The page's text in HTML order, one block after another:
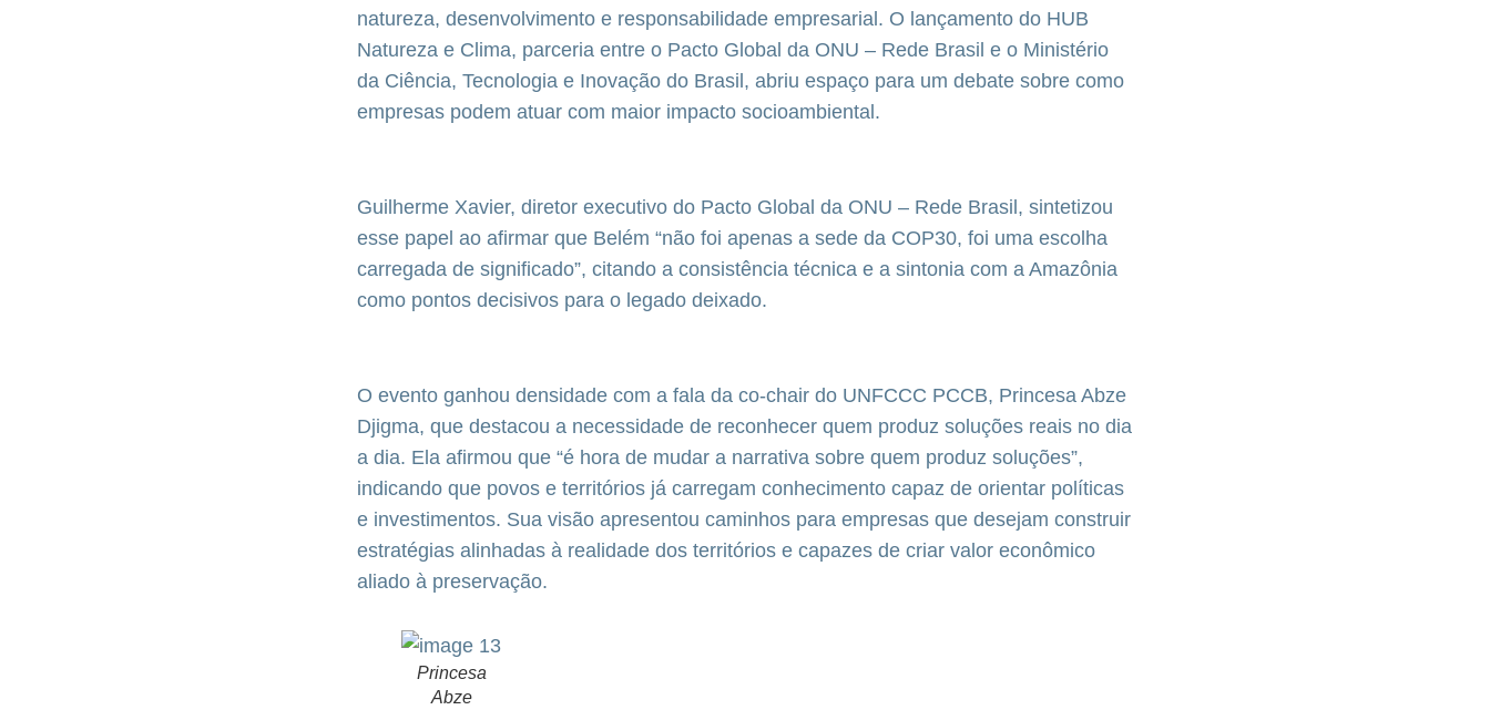
natureza, desenvolvimento e responsabilidade empresarial. O lançamento do HUB
Natureza e Clima, parceria entre o Pacto Global da ONU – Rede Brasil e o Ministério
da Ciência, Tecnologia e Inovação do Brasil, abriu espaço para um debate sobre como
empresas podem atuar com maior impacto socioambiental.
Guilherme Xavier, diretor executivo do Pacto Global da ONU – Rede Brasil, sintetizou
esse papel ao afirmar que Belém “não foi apenas a sede da COP30, foi uma escolha
carregada de significado”, citando a consistência técnica e a sintonia com a Amazônia
como pontos decisivos para o legado deixado.
O evento ganhou densidade com a fala da co-chair do UNFCCC PCCB, Princesa Abze
Djigma, que destacou a necessidade de reconhecer quem produz soluções reais no dia
a dia. Ela afirmou que “é hora de mudar a narrativa sobre quem produz soluções”,
indicando que povos e territórios já carregam conhecimento capaz de orientar políticas
e investimentos. Sua visão apresentou caminhos para empresas que desejam construir
estratégias alinhadas à realidade dos territórios e capazes de criar valor econômico
aliado à preservação.
Princesa
Abze